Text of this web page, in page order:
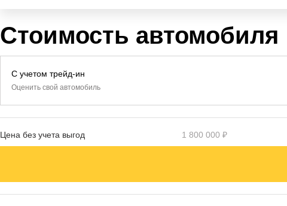
Стоимость автомобиля
С учетом трейд-ин
Оценить свой автомобиль
Цена без учета выгод 1 800 000 ₽